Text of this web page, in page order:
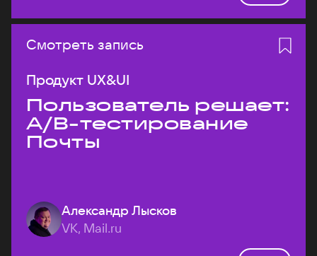
Смотреть запись
Продукт UX&UI
Пользователь решает:
A/B-тестирование
Почты
Александр Лысков
VK, Mail.ru